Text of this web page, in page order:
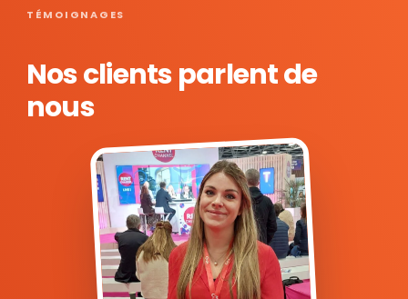
TÉMOIGNAGES
Nos clients parlent de
nous